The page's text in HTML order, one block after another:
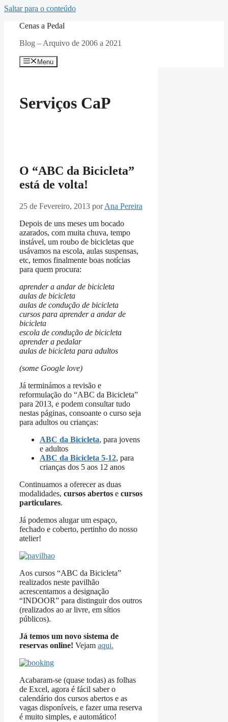
Saltar para o conteúdo
Cenas a Pedal
Blog – Arquivo de 2006 a 2021
Menu
Serviços CaP
O “ABC da Bicicleta”
está de volta!
25 de Fevereiro, 2013 porAna Pereira
Depois de uns meses um bocado
azarados, com muita chuva, tempo
instável, um roubo de bicicletas que
usávamos na escola, aulas suspensas,
etc, temos finalmente boas notícias
para quem procura:
aprender a andar de bicicleta
aulas de bicicleta
aulas de condução de bicicleta
cursos para aprender a andar de
bicicleta
escola de condução de bicicleta
aprender a pedalar
aulas de bicicleta para adultos
(some Google love)
Já terminámos a revisão e
reformulação do “ABC da Bicicleta”
para 2013, e podem consultar tudo
nestas páginas, consoante o curso seja
para adultos ou crianças:
ABC da Bicicleta, para jovens
e adultos
ABC da Bicicleta 5-12, para
crianças dos 5 aos 12 anos
Continuamos a oferecer as duas
modalidades, cursos abertos e cursos
particulares.
Já podemos alugar um espaço,
fechado e coberto, pertinho do nosso
atelier!
Aos cursos “ABC da Bicicleta”
realizados neste pavilhão
acrescentamos a designação
“INDOOR” para distinguir dos outros
(realizados ao ar livre, em sítios
públicos).
Já temos um novo sistema de
reservas online! Vejam aqui.
Acabaram-se (quase todas) as folhas
de Excel, agora é fácil saber o
calendário dos cursos abertos e as
vagas disponíveis, e fazer uma reserva
é muito simples, e automático!